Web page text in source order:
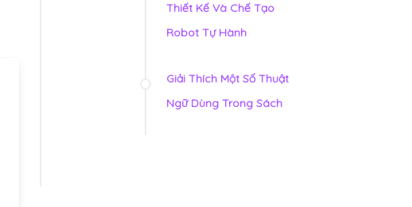
Thiết Kế Và Chế Tạo
Robot Tự Hành
Giải Thích Một Số Thuật
Ngữ Dùng Trong Sách